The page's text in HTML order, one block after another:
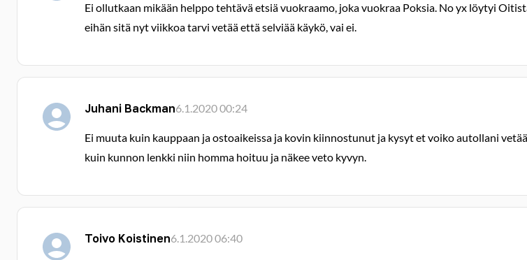
Ei ollutkaan mikään helppo tehtävä etsiä vuokraamo, joka vuokraa Poksia. No yx löytyi
eihän sitä nyt viikkoa tarvi vetää että selviää käykö, vai ei.
Juhani Backman6.1.2020 00:24
Ei muuta kuin kauppaan ja ostoaikeissa ja kovin kiinnostunut ja kysyt et voiko autollani
kuin kunnon lenkki niin homma hoituu ja näkee veto kyvyn.
Toivo Koistinen6.1.2020 06:40